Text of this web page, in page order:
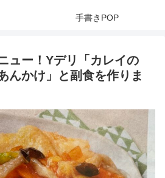
手書きPOP
ュー！Yデリ「カレイの
んかけ」と副食を作りま